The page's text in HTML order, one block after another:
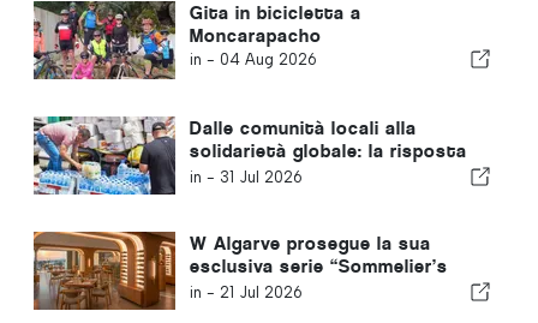
Gita in bicicletta a
Moncarapacho
in - 04 Aug 2026
Dalle comunità locali alla
solidarietà globale: la risposta
collettiva dopo i terremoti in
in - 31 Jul 2026
W Algarve prosegue la sua
esclusiva serie “Sommelier’s
Table” con Buçaco
in - 21 Jul 2026